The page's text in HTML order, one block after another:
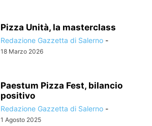
Pizza Unità, la masterclass
Redazione Gazzetta di Salerno -
18 Marzo 2026
Paestum Pizza Fest, bilancio
positivo
Redazione Gazzetta di Salerno -
1 Agosto 2025